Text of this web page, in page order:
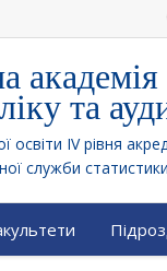
та
IV рівня
служби